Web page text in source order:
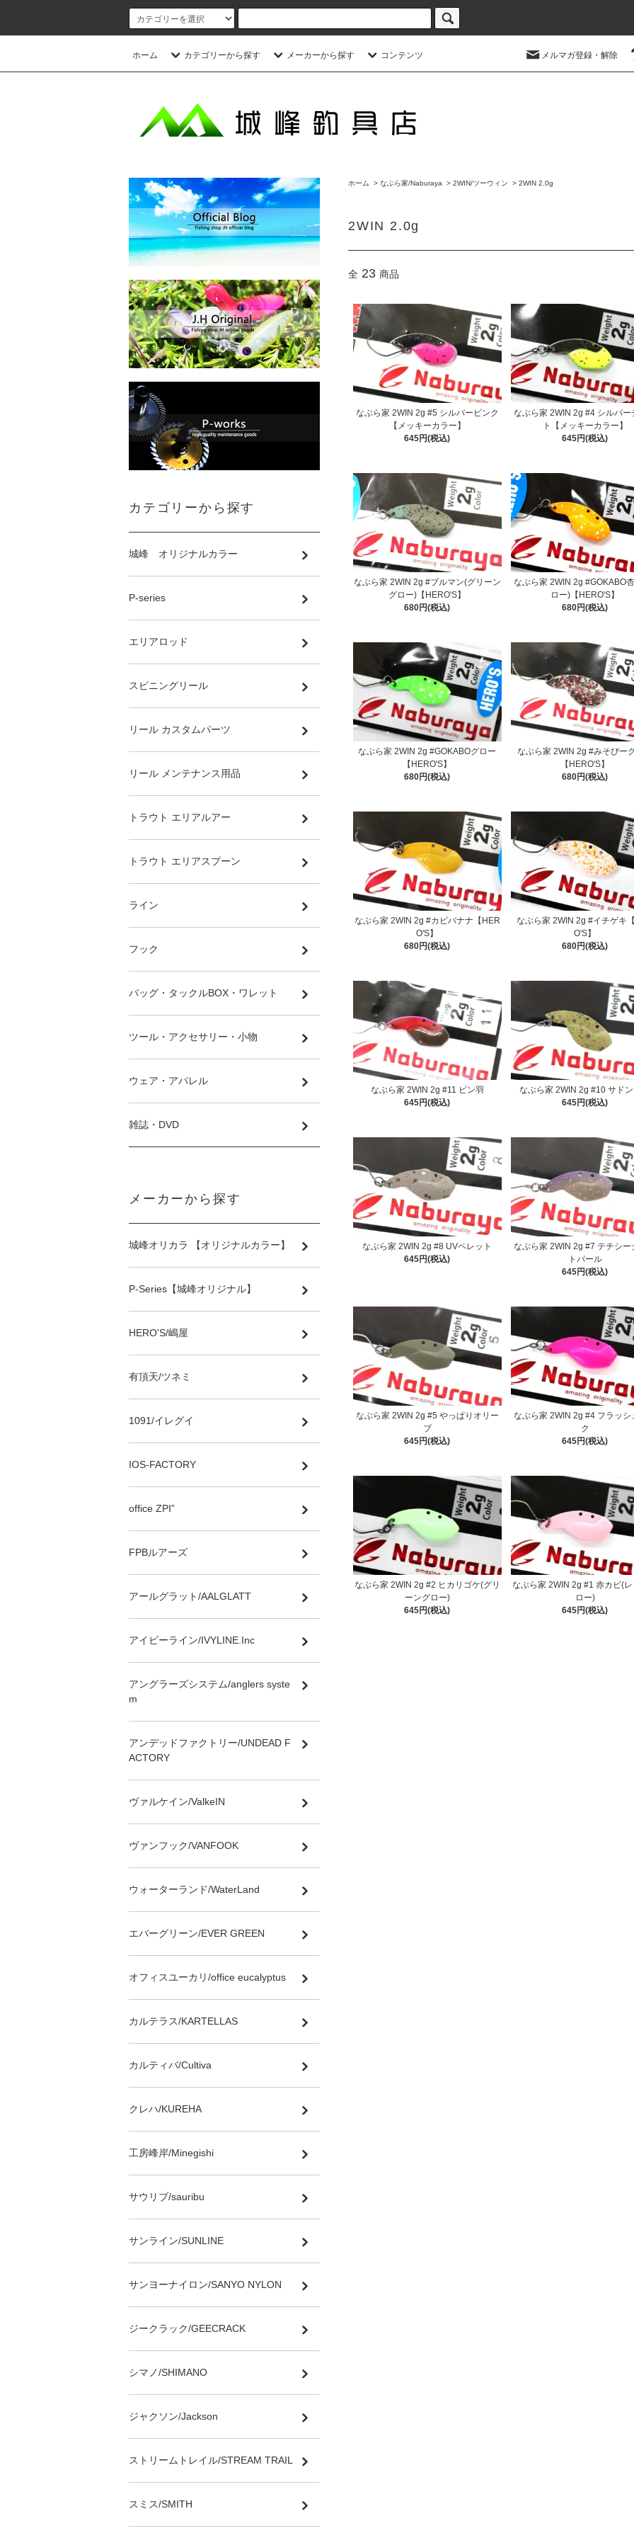
ホーム カテゴリーから探す メーカーから探す コンテンツ メルマガ登録・解除
ホーム > なぶら家/Naburaya > 2WIN/ツーウィン > 2WIN 2.0g
2WIN 2.0g
全 23 商品
なぶら家 2WIN 2g #5 シルバーピンク
【メッキーカラー】
645円(税込)
なぶら家 2WIN 2g #4 シルバー
ト【メッキーカラー】
645円(税込)
なぶら家 2WIN 2g #ブルマン(グリーン
グロー)【HERO'S】
680円(税込)
なぶら家 2WIN 2g #GOKABO
ロー)【HERO'S】
680円(税込)
なぶら家 2WIN 2g #GOKABOグロー
【HERO'S】
680円(税込)
なぶら家 2WIN 2g #みそぴー
【HERO'S】
680円(税込)
なぶら家 2WIN 2g #カビバナナ【HER
O'S】
680円(税込)
なぶら家 2WIN 2g #イチゲキ
O'S】
680円(税込)
なぶら家 2WIN 2g #11 ピン羽
645円(税込)
なぶら家 2WIN 2g #10 サドン
645円(税込)
なぶら家 2WIN 2g #8 UVペレット
645円(税込)
なぶら家 2WIN 2g #7 テチシー
トパール
645円(税込)
なぶら家 2WIN 2g #5 やっぱりオリー
ブ
645円(税込)
なぶら家 2WIN 2g #4 フラッシ
ク
645円(税込)
なぶら家 2WIN 2g #2 ヒカリゴケ(グリ
ーングロー)
645円(税込)
なぶら家 2WIN 2g #1 赤カビ(
ロー)
645円(税込)
カテゴリーから探す
城峰 オリジナルカラー
P-series
エリアロッド
スピニングリール
リール カスタムパーツ
リール メンテナンス用品
トラウト エリアルアー
トラウト エリアスプーン
ライン
フック
バッグ・タックルBOX・ワレット
ツール・アクセサリー・小物
ウェア・アパレル
雑誌・DVD
メーカーから探す
城峰オリカラ 【オリジナルカラー】
P-Series【城峰オリジナル】
HERO'S/嶋屋
有頂天/ツネミ
1091/イレグイ
IOS-FACTORY
office ZPI”
FPBルアーズ
アールグラット/AALGLATT
アイビーライン/IVYLINE.Inc
アングラーズシステム/anglers syste
m
アンデッドファクトリー/UNDEAD F
ACTORY
ヴァルケイン/ValkeIN
ヴァンフック/VANFOOK
ウォーターランド/WaterLand
エバーグリーン/EVER GREEN
オフィスユーカリ/office eucalyptus
カルテラス/KARTELLAS
カルティバ/Cultiva
クレハ/KUREHA
工房峰岸/Minegishi
サウリブ/sauribu
サンライン/SUNLINE
サンヨーナイロン/SANYO NYLON
ジークラック/GEECRACK
シマノ/SHIMANO
ジャクソン/Jackson
ストリームトレイル/STREAM TRAIL
スミス/SMITH